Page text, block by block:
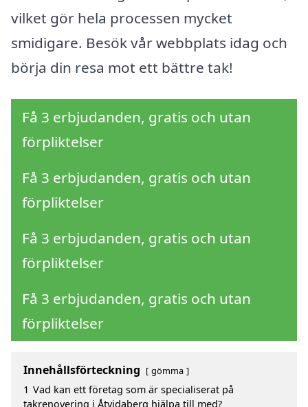
vilket gör hela processen mycket
smidigare. Besök vår webbplats idag och
börja din resa mot ett bättre tak!
Få 3 erbjudanden, gratis och utan
förpliktelser
Få 3 erbjudanden, gratis och utan
förpliktelser
Få 3 erbjudanden, gratis och utan
förpliktelser
Få 3 erbjudanden, gratis och utan
förpliktelser
Innehållsförteckning gömma
1 Vad kan ett företag som är specialiserat på
takrenovering i Åtvidaberg hjälpa till med?